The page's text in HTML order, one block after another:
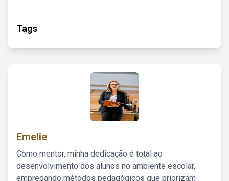
Tags
Emelie
Como mentor, minha dedicação é total ao
desenvolvimento dos alunos no ambiente escolar,
empregando métodos pedagógicos que priorizam